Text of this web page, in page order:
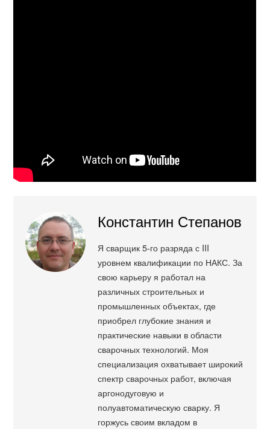
Константин Степанов
Я сварщик 5-го разряда с III
уровнем квалификации по НАКС. За
свою карьеру я работал на
различных строительных и
промышленных объектах, где
приобрел глубокие знания и
практические навыки в области
сварочных технологий. Моя
специализация охватывает широкий
спектр сварочных работ, включая
аргонодуговую и
полуавтоматическую сварку. Я
горжусь своим вкладом в